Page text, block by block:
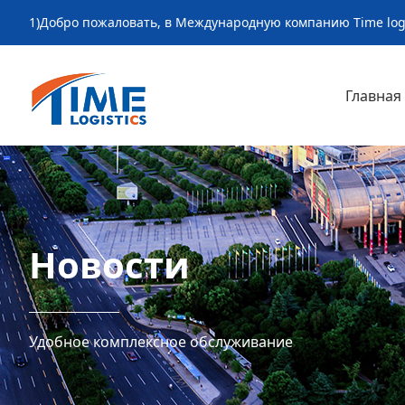
1)Добро пожаловать, в Международную компанию Time
Главная
Новости
Удобное комплексное обслуживание